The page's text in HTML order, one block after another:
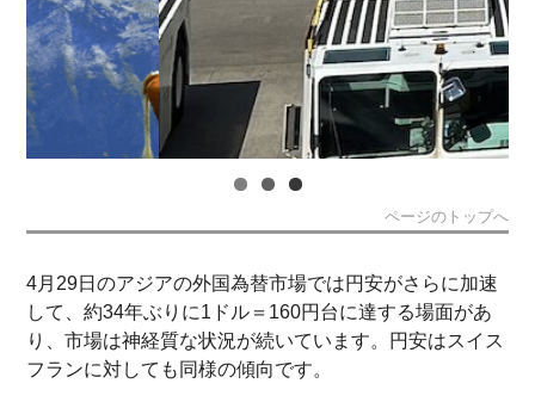
ページのトップへ
4月29日のアジアの外国為替市場では円安がさらに加速
して、約34年ぶりに1ドル＝160円台に達する場面があ
り、市場は神経質な状況が続いています。円安はスイス
フランに対しても同様の傾向です。